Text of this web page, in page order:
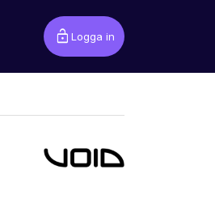
lock_open Logga in